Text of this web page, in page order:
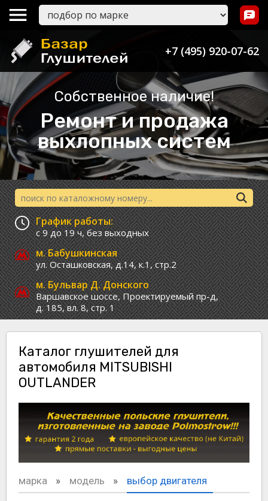
+7 (495) 920-07-62
Собственное наличие!
Ремонт и продажа
выхлопных систем
График работы:
с 9 до 19 ч,без выходных
м. Бабушкинская
ул. Осташковская, д.14, к.1, стр.2
м. Бульвар Д. Донского
Варшавское шоссе,Проектируемый пр-д,
д. 185, вл. 8, стр. 1
Каталог глушителей для
автомобиля MITSUBISHI
OUTLANDER
марка модель выбор двигателя